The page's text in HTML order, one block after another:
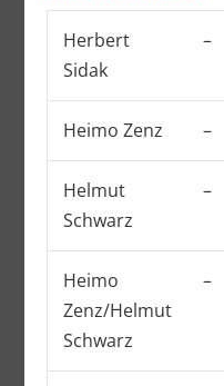
Herbert
Sidak
–
Heimo Zenz –
Helmut
Schwarz
–
Heimo
Zenz/Helmut
Schwarz
–